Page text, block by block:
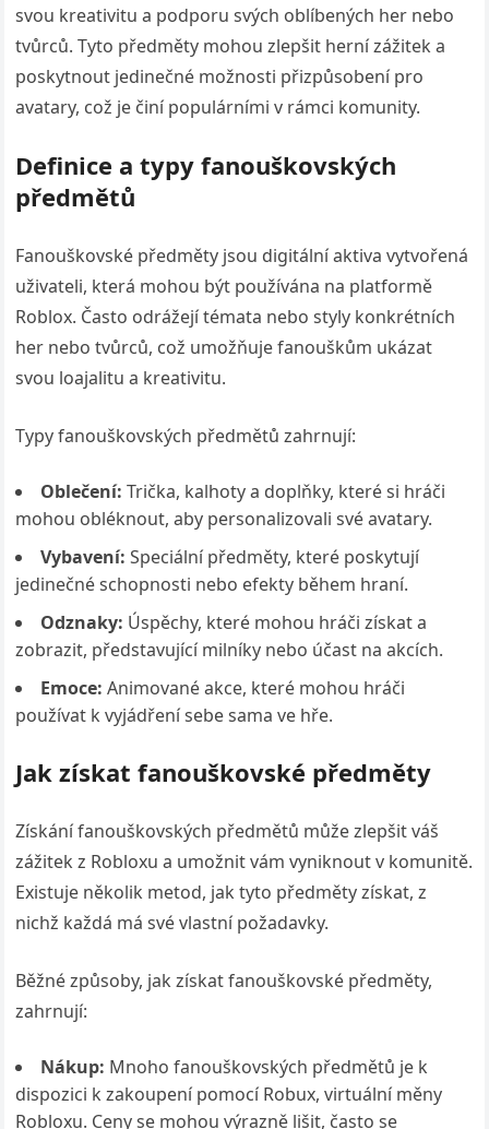
svou kreativitu a podporu svých oblíbených her nebo
tvůrců. Tyto předměty mohou zlepšit herní zážitek a
poskytnout jedinečné možnosti přizpůsobení pro
avatary, což je činí populárními v rámci komunity.
Definice a typy fanouškovských
předmětů
Fanouškovské předměty jsou digitální aktiva vytvořená
uživateli, která mohou být používána na platformě
Roblox. Často odrážejí témata nebo styly konkrétních
her nebo tvůrců, což umožňuje fanouškům ukázat
svou loajalitu a kreativitu.
Typy fanouškovských předmětů zahrnují:
Oblečení: Trička, kalhoty a doplňky, které si hráči
mohou obléknout, aby personalizovali své avatary.
Vybavení: Speciální předměty, které poskytují
jedinečné schopnosti nebo efekty během hraní.
Odznaky: Úspěchy, které mohou hráči získat a
zobrazit, představující milníky nebo účast na akcích.
Emoce: Animované akce, které mohou hráči
používat k vyjádření sebe sama ve hře.
Jak získat fanouškovské předměty
Získání fanouškovských předmětů může zlepšit váš
zážitek z Robloxu a umožnit vám vyniknout v komunitě.
Existuje několik metod, jak tyto předměty získat, z
nichž každá má své vlastní požadavky.
Běžné způsoby, jak získat fanouškovské předměty,
zahrnují:
Nákup: Mnoho fanouškovských předmětů je k
dispozici k zakoupení pomocí Robux, virtuální měny
Robloxu. Ceny se mohou výrazně lišit, často se